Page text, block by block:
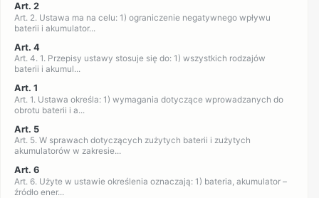
Art. 2
Art. 2. Ustawa ma na celu: 1) ograniczenie negatywnego wpływu
baterii i akumulator...
Art. 4
Art. 4. 1. Przepisy ustawy stosuje się do: 1) wszystkich rodzajów
baterii i akumul...
Art. 1
Art. 1. Ustawa określa: 1) wymagania dotyczące wprowadzanych do
obrotu baterii i a...
Art. 5
Art. 5. W sprawach dotyczących zużytych baterii i zużytych
akumulatorów w zakresie...
Art. 6
Art. 6. Użyte w ustawie określenia oznaczają: 1) bateria, akumulator –
źródło ener...